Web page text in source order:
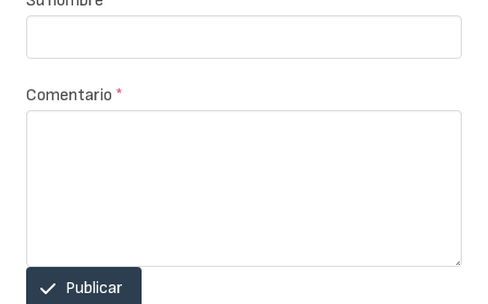
Comentario *
Publicar